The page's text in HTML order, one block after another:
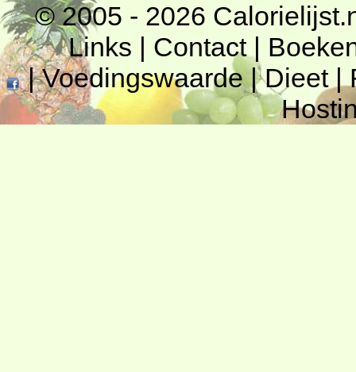
© 2005 - 2026
Links | Contact|
|Voedingswaarde|Dieet|